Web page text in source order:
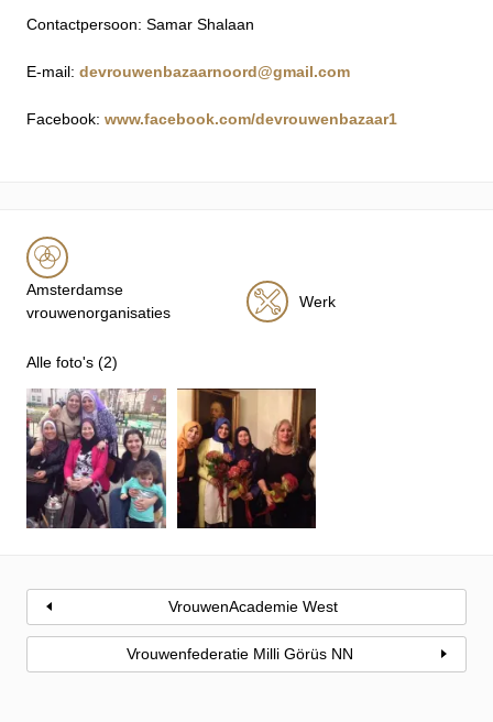
Contactpersoon: Samar Shalaan
E-mail: devrouwenbazaarnoord@gmail.com
Facebook: www.facebook.com/devrouwenbazaar1
Amsterdamse
vrouwenorganisaties
Werk
Alle foto's (2)
VrouwenAcademie West
Vrouwenfederatie Milli Görüs NN